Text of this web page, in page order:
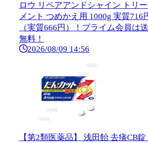
ロウ リペアアンドシャイン トリー
メント つめかえ用 1000g 実質716
（実質666円）！プライム会員は
無料！
2026/08/09 14:56
【第2類医薬品】 浅田飴 去痰CB錠